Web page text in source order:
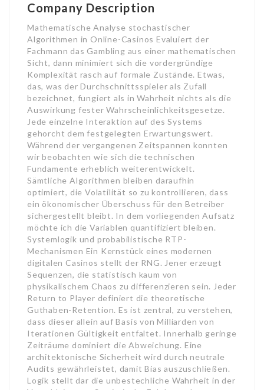
Company Description
Mathematische Analyse stochastischer
Algorithmen in Online-Casinos Evaluiert der
Fachmann das Gambling aus einer mathematischen
Sicht, dann minimiert sich die vordergründige
Komplexität rasch auf formale Zustände. Etwas,
das, was der Durchschnittsspieler als Zufall
bezeichnet, fungiert als in Wahrheit nichts als die
Auswirkung fester Wahrscheinlichkeitsgesetze.
Jede einzelne Interaktion auf des Systems
gehorcht dem festgelegten Erwartungswert.
Während der vergangenen Zeitspannen konnten
wir beobachten wie sich die technischen
Fundamente erheblich weiterentwickelt.
Sämtliche Algorithmen bleiben daraufhin
optimiert, die Volatilität so zu kontrollieren, dass
ein ökonomischer Überschuss für den Betreiber
sichergestellt bleibt. In dem vorliegenden Aufsatz
möchte ich die Variablen quantifiziert bleiben.
Systemlogik und probabilistische RTP-
Mechanismen Ein Kernstück eines modernen
digitalen Casinos stellt der RNG. Jener erzeugt
Sequenzen, die statistisch kaum von
physikalischem Chaos zu differenzieren sein. Jeder
Return to Player definiert die theoretische
Guthaben-Retention. Es ist zentral, zu verstehen,
dass dieser allein auf Basis von Milliarden von
Iterationen Gültigkeit entfaltet. Innerhalb geringe
Zeiträume dominiert die Abweichung. Eine
architektonische Sicherheit wird durch neutrale
Audits gewährleistet, damit Bias auszuschließen.
Logik stellt dar die unbestechliche Wahrheit in der